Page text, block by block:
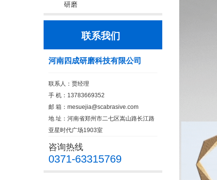
研磨
联系我们
河南四成研磨科技有限公司
联系人：贾经理
手 机：13783669352
邮 箱： mesuejia@scabrasive.com
地 址：河南省郑州市二七区嵩山路长江路
亚星时代广场1903室
咨询热线
0371-63315769